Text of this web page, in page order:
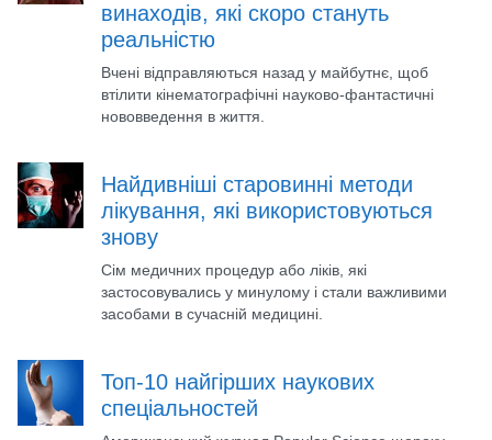
винаходів, які скоро стануть
реальністю
Вчені відправляються назад у майбутнє, щоб
втілити кінематографічні науково-фантастичні
нововведення в життя.
Найдивніші старовинні методи
лікування, які використовуються
знову
Сім медичних процедур або ліків, які
застосовувались у минулому і стали важливими
засобами в сучасній медицині.
Топ-10 найгірших наукових
спеціальностей